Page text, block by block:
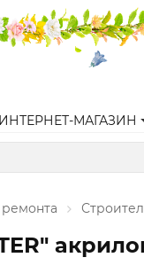
ИНТЕРНЕТ-МАГАЗИН